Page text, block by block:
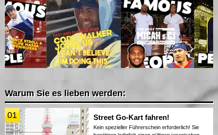
Warum Sie es lieben werden:
01 Street Go-Kart fahren!
Kein spezieller Führerschein erforderlich! Sie